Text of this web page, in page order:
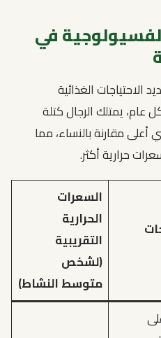
في
الغذائية
عام، يمتلك الرجال كتلة
مقارنة بالنساء، مما
حرارية أكثر.
السعرات
الحرارية
التقريبية
(لشخص
متوسط النشاط)